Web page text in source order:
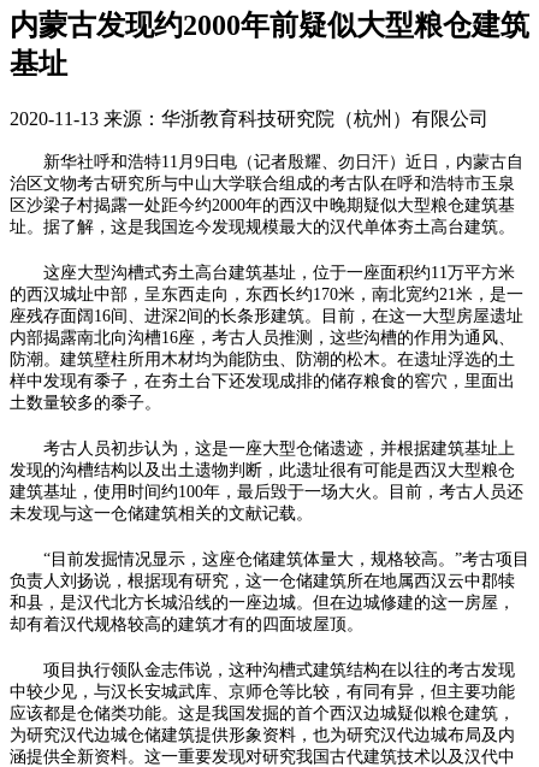
内蒙古发现约2000年前疑似大型粮仓建筑
基址
2020-11-13 来源：华浙教育科技研究院（杭州）有限公司
新华社呼和浩特11月9日电（记者殷耀、勿日汗）近日，内蒙古自
治区文物考古研究所与中山大学联合组成的考古队在呼和浩特市玉泉
区沙梁子村揭露一处距今约2000年的西汉中晚期疑似大型粮仓建筑基
址。据了解，这是我国迄今发现规模最大的汉代单体夯土高台建筑。
这座大型沟槽式夯土高台建筑基址，位于一座面积约11万平方米
的西汉城址中部，呈东西走向，东西长约170米，南北宽约21米，是一
座残存面阔16间、进深2间的长条形建筑。目前，在这一大型房屋遗址
内部揭露南北向沟槽16座，考古人员推测，这些沟槽的作用为通风、
防潮。建筑壁柱所用木材均为能防虫、防潮的松木。在遗址浮选的土
样中发现有黍子，在夯土台下还发现成排的储存粮食的窖穴，里面出
土数量较多的黍子。
考古人员初步认为，这是一座大型仓储遗迹，并根据建筑基址上
发现的沟槽结构以及出土遗物判断，此遗址很有可能是西汉大型粮仓
建筑基址，使用时间约100年，最后毁于一场大火。目前，考古人员还
未发现与这一仓储建筑相关的文献记载。
“目前发掘情况显示，这座仓储建筑体量大，规格较高。”考古项目
负责人刘扬说，根据现有研究，这一仓储建筑所在地属西汉云中郡犊
和县，是汉代北方长城沿线的一座边城。但在边城修建的这一房屋，
却有着汉代规格较高的建筑才有的四面坡屋顶。
项目执行领队金志伟说，这种沟槽式建筑结构在以往的考古发现
中较少见，与汉长安城武库、京师仓等比较，有同有异，但主要功能
应该都是仓储类功能。这是我国发掘的首个西汉边城疑似粮仓建筑，
为研究汉代边城仓储建筑提供形象资料，也为研究汉代边城布局及内
涵提供全新资料。这一重要发现对研究我国古代建筑技术以及汉代中